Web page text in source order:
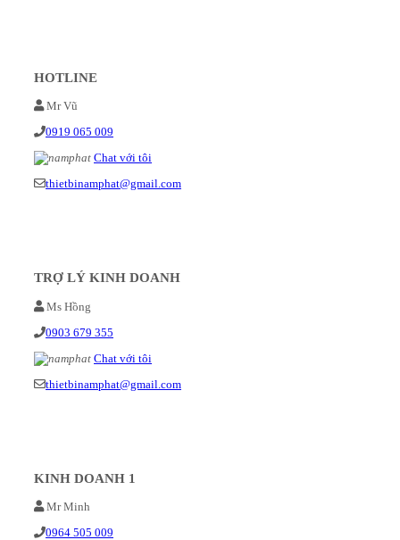
HOTLINE
Mr Vũ
0919 065 009
Chat với tôi
thietbinamphat@gmail.com
TRỢ LÝ KINH DOANH
Ms Hồng
0903 679 355
Chat với tôi
thietbinamphat@gmail.com
KINH DOANH 1
Mr Minh
0964 505 009